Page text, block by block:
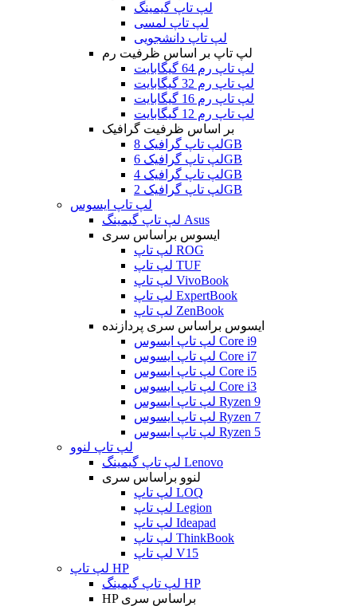
لپ تاپ گیمینگ
لپ تاپ لمسی
لپ تاپ دانشجویی
لپ تاپ بر اساس ظرفیت رم
لپ تاپ رم 64 گیگابایت
لپ تاپ رم 32 گیگابایت
لپ تاپ رم 16 گیگابایت
لپ تاپ رم 12 گیگابایت
بر اساس ظرفیت گرافیک
لپ تاپ گرافیک 8GB
لپ تاپ گرافیک 6GB
لپ تاپ گرافیک 4GB
لپ تاپ گرافیک 2GB
لپ تاپ ایسوس
لپ تاپ گیمینگ Asus
ایسوس براساس سری
لپ تاپ ROG
لپ تاپ TUF
لپ تاپ VivoBook
لپ تاپ ExpertBook
لپ تاپ ZenBook
ایسوس براساس سری پردازنده
لپ تاپ ایسوس Core i9
لپ تاپ ایسوس Core i7
لپ تاپ ایسوس Core i5
لپ تاپ ایسوس Core i3
لپ تاپ ایسوس Ryzen 9
لپ تاپ ایسوس Ryzen 7
لپ تاپ ایسوس Ryzen 5
لپ تاپ لنوو
لپ تاپ گیمینگ Lenovo
لنوو براساس سری
لپ تاپ LOQ
لپ تاپ Legion
لپ تاپ Ideapad
لپ تاپ ThinkBook
لپ تاپ V15
لپ تاپ HP
لپ تاپ گیمینگ HP
HP براساس سری